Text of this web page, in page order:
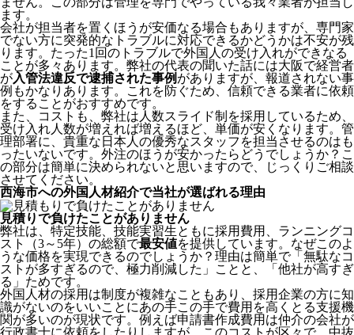
ます。
会社が担当者を置くほうが安価なる場合もありますが、専門家
でない方に突発的なトラブルに対応できるかどうかは不安が残
ります。たった1回のトラブルで外国人の受け入れができなる
ことが多々あります。弊社の代表の聞いた話には大阪で経営者
が入管法違反で逮捕された事例 がありますが、報道されない事
例もかなりあります。これを防ぐため、信頼できる業者に依頼
をすることがおすすめです。
また、コストも、弊社は人数スライド制を採用しているため、
受け入れ人数が増えれば増えるほど、単価が安くなります。管
理部署に、貴重な日本人の優秀なスタッフを担当させるのはも
ったいないです。外注のほうが安かったらどうでしょうか？こ
の部分は簡単に決められないと思いますので、じっくりご相談
させてください。
西海市への外国人材紹介で当社が選ばれる理由
見積りで負けたことがありません
弊社は、特定技能、技能実習生ともに採用費用、ランニングコ
スト（3～5年）の総額で最安値を提供しています。なぜこのよ
うな価格を実現できるのでしょうか？理由は簡単で「無駄なコ
ストが多すぎるので、極力削減した」ことと、
「他社が高すぎ
る」 ためです。
外国人材の採用は制度が複雑なこともあり、採用企業の方に知
識がないのをいいことにあの手この手で費用を高くとる支援機
関が多いのが現状です。例えば申請書作成費用は仲介の会社が